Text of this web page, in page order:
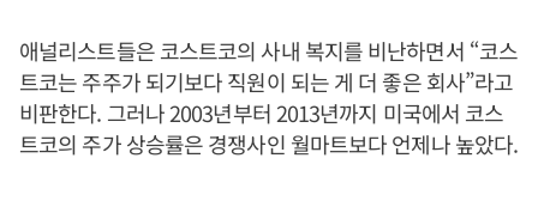
애널리스트들은 코스트코의 사내 복지를 비난하면서 “코스
트코는 주주가 되기보다 직원이 되는 게 더 좋은 회사”라고
비판한다. 그러나 2003년부터 2013년까지 미국에서 코스
트코의 주가 상승률은 경쟁사인 월마트보다 언제나 높았다.